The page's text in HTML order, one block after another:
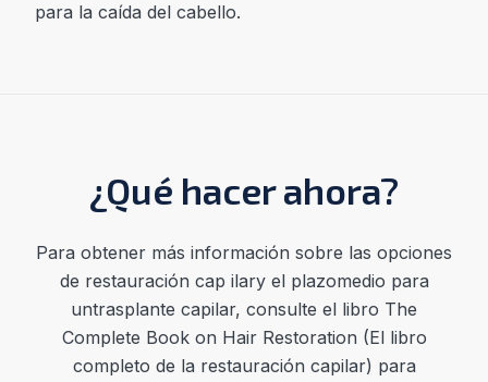
para la caída del cabello.
¿Qué hacer ahora?
Para obtener más información sobre las opciones
de restauración cap ilary el plazomedio para
untrasplante capilar, consulte el libro The
Complete Book on Hair Restoration (El libro
completo de la restauración capilar) para